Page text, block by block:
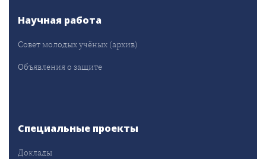
Научная работа
Совет молодых учёных (архив)
Объявления о защите
Специальные проекты
Доклады